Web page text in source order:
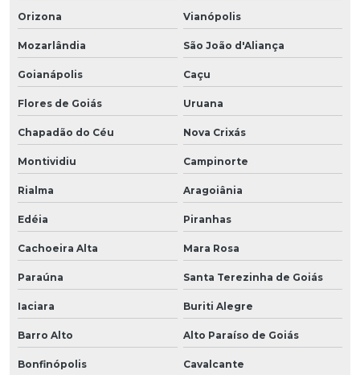
Orizona Vianópolis
Mozarlândia São João d'Aliança
Goianápolis Caçu
Flores de Goiás Uruana
Chapadão do Céu Nova Crixás
Montividiu Campinorte
Rialma Aragoiânia
Edéia Piranhas
Cachoeira Alta Mara Rosa
Paraúna Santa Terezinha de Goiás
Iaciara Buriti Alegre
Barro Alto Alto Paraíso de Goiás
Bonfinópolis Cavalcante